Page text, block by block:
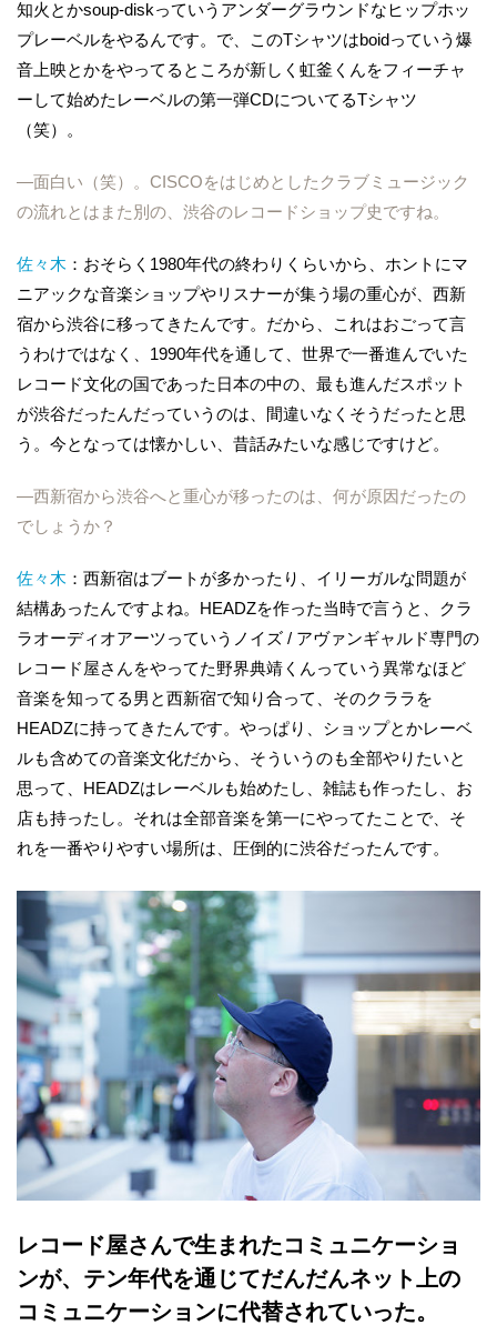
知火とかsoup-diskっていうアンダーグラウンドなヒップホッ
プレーベルをやるんです。で、このTシャツはboidっていう爆
音上映とかをやってるところが新しく虹釜くんをフィーチャ
ーして始めたレーベルの第一弾CDについてるTシャツ
（笑）。
―面白い（笑）。CISCOをはじめとしたクラブミュージック
の流れとはまた別の、渋谷のレコードショップ史ですね。
佐々木 ：おそらく1980年代の終わりくらいから、ホントにマ
ニアックな音楽ショップやリスナーが集う場の重心が、西新
宿から渋谷に移ってきたんです。だから、これはおごって言
うわけではなく、1990年代を通して、世界で一番進んでいた
レコード文化の国であった日本の中の、最も進んだスポット
が渋谷だったんだっていうのは、間違いなくそうだったと思
う。今となっては懐かしい、昔話みたいな感じですけど。
―西新宿から渋谷へと重心が移ったのは、何が原因だったの
でしょうか？
佐々木 ：西新宿はブートが多かったり、イリーガルな問題が
結構あったんですよね。HEADZを作った当時で言うと、クラ
ラオーディオアーツっていうノイズ / アヴァンギャルド専門の
レコード屋さんをやってた野界典靖くんっていう異常なほど
音楽を知ってる男と西新宿で知り合って、そのクララを
HEADZに持ってきたんです。やっぱり、ショップとかレーベ
ルも含めての音楽文化だから、そういうのも全部やりたいと
思って、HEADZはレーベルも始めたし、雑誌も作ったし、お
店も持ったし。それは全部音楽を第一にやってたことで、そ
れを一番やりやすい場所は、圧倒的に渋谷だったんです。
レコード屋さんで生まれたコミュニケーショ
ンが、テン年代を通じてだんだんネット上の
コミュニケーションに代替されていった。